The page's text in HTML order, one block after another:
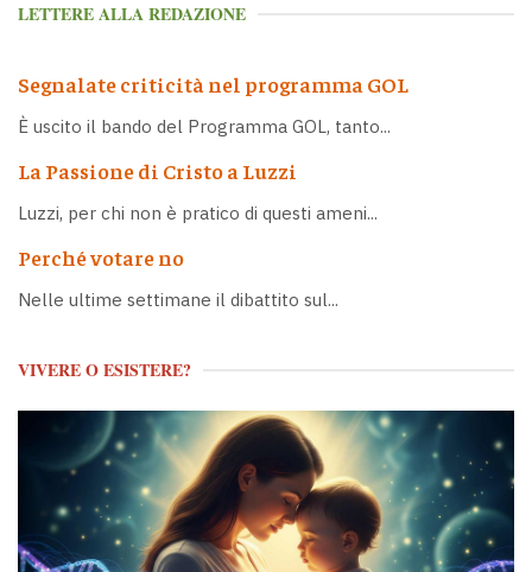
LETTERE ALLA REDAZIONE
Segnalate criticità nel programma GOL
È uscito il bando del Programma GOL, tanto...
La Passione di Cristo a Luzzi
Luzzi, per chi non è pratico di questi ameni...
Perché votare no
Nelle ultime settimane il dibattito sul...
VIVERE O ESISTERE?